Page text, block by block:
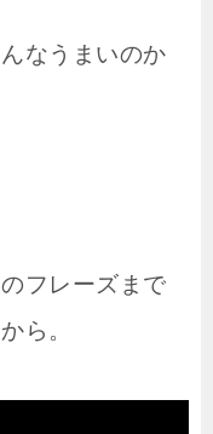
なうまいのか
フレーズまで
ら。